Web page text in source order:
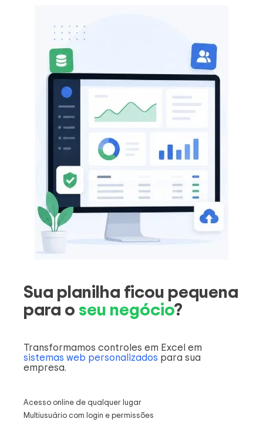
Sua planilha ficou pequena
para oseu negócio?
Transformamos controles em Excel em
sistemas web personalizados para sua
empresa.
Acesso online de qualquer lugar
Multiusuário com login e permissões